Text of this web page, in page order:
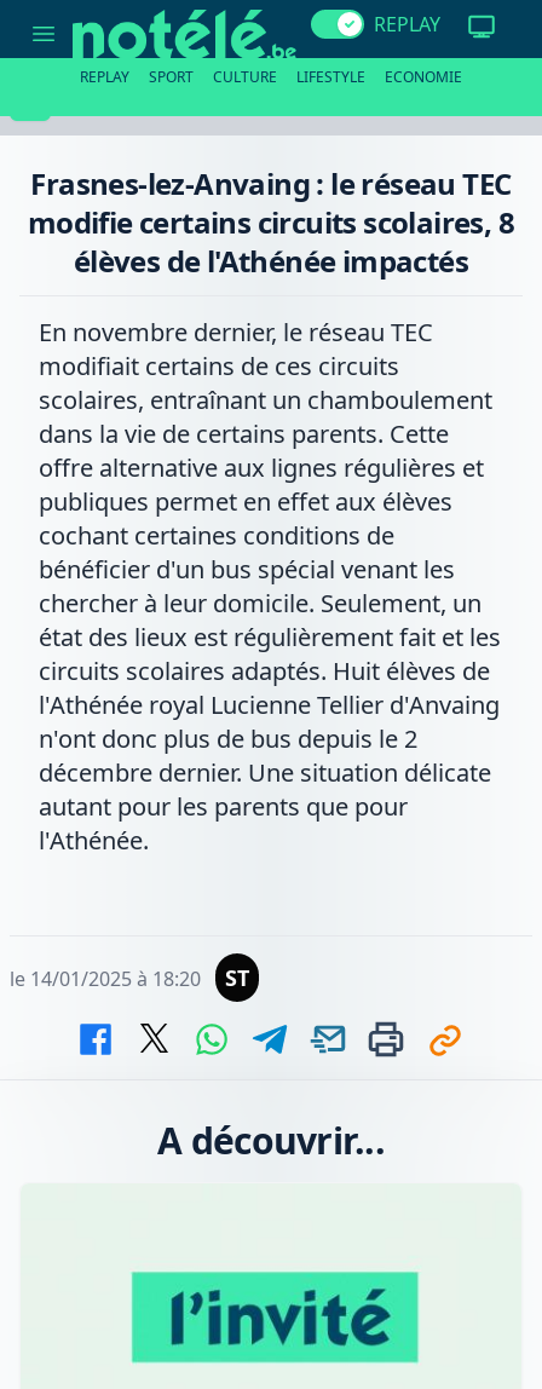
Anvaing
TEC
circuits
REPLAY
REPLAY SPORT CULTURE LIFESTYLE ECONOMIE
Frasnes-lez-Anvaing : le réseau TEC
modifie certains circuits scolaires, 8
élèves de l'Athénée impactés
En novembre dernier, le réseau TEC
modifiait certains de ces circuits
scolaires, entraînant un chamboulement
dans la vie de certains parents. Cette
offre alternative aux lignes régulières et
publiques permet en effet aux élèves
cochant certaines conditions de
bénéficier d'un bus spécial venant les
chercher à leur domicile. Seulement, un
état des lieux est régulièrement fait et les
circuits scolaires adaptés. Huit élèves de
l'Athénée royal Lucienne Tellier d'Anvaing
n'ont donc plus de bus depuis le 2
décembre dernier. Une situation délicate
autant pour les parents que pour
l'Athénée.
le 14/01/2025 à 18:20 ST
A découvrir...